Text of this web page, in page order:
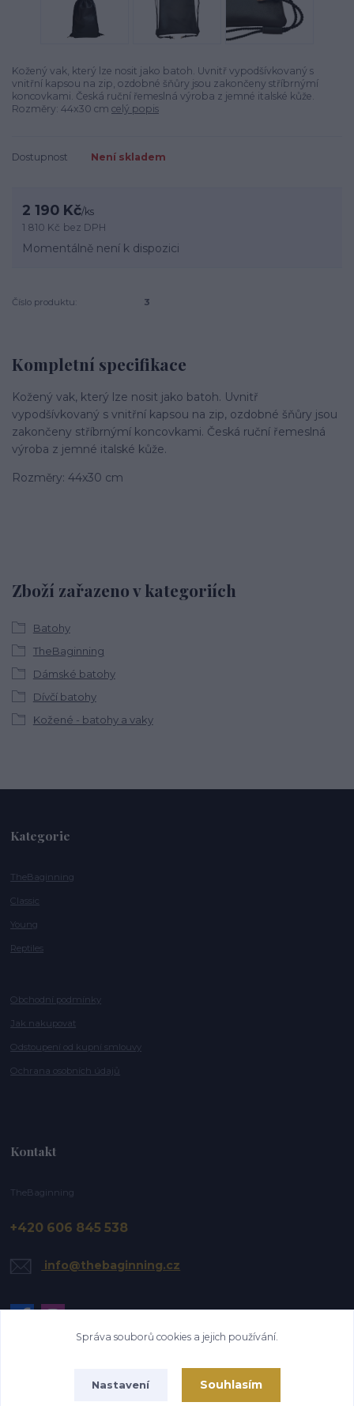
Kožený vak, který lze nosit jako batoh. Uvnitř vypodšívkovaný s
vnitřní kapsou na zip, ozdobné šňůry jsou zakončeny stříbrnýmí
koncovkami. Česká ruční řemeslná výroba z jemné italské kůže.
Rozměry: 44x30 cm celý popis
Dostupnost Není skladem
2 190 Kč/ks
1 810 Kč bez DPH
Momentálně není k dispozici
Číslo produktu: 3
Kompletní specifikace
Kožený vak, který lze nosit jako batoh. Uvnitř
vypodšívkovaný s vnitřní kapsou na zip, ozdobné šňůry jsou
zakončeny stříbrnýmí koncovkami. Česká ruční řemeslná
výroba z jemné italské kůže.
Rozměry: 44x30 cm
Zboží zařazeno v kategoriích
Batohy
TheBaginning
Dámské batohy
Dívčí batohy
Kožené - batohy a vaky
Kategorie
TheBaginning
Classic
Young
Reptiles
Obchodní podmínky
Jak nakupovat
Odstoupení od kupní smlouvy
Ochrana osobních údajů
Kontakt
TheBaginning
+420 606 845 538
info@thebaginning.cz
Upravit sběr cookies.
Správa souborů cookies a jejich používání.
Nastavení Souhlasím